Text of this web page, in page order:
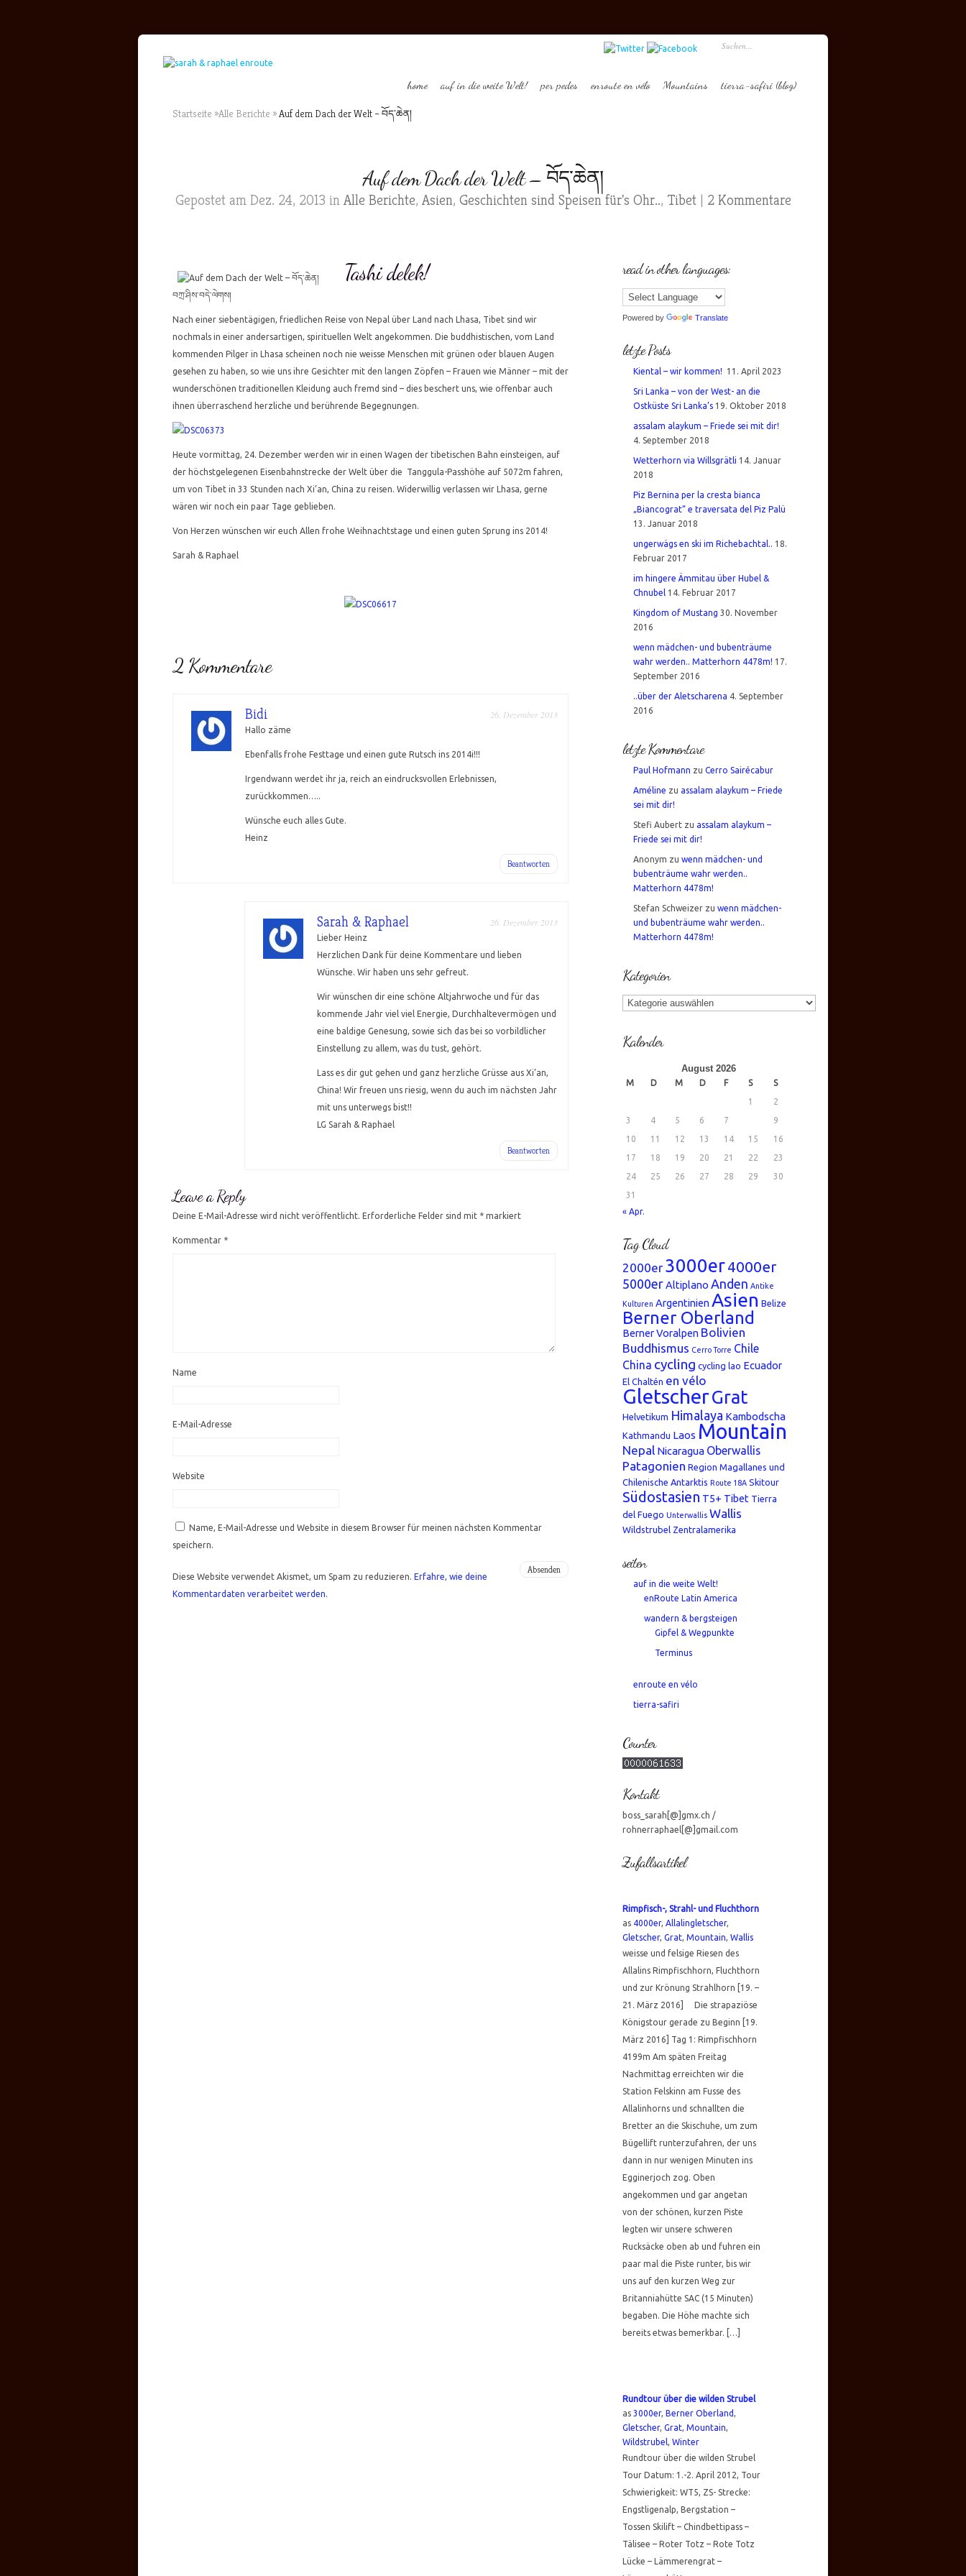
home auf in die weite Welt! per pedes enroute en vélo Mountains tierra-safiri (blog)
Startseite »Alle Berichte »Auf dem Dach der Welt – བོད་ཆེན།
Auf dem Dach der Welt – བོད་ཆེན།
Gepostet am Dez. 24, 2013 in Alle Berichte, Asien, Geschichten sind Speisen für's Ohr.., Tibet| 2 Kommentare
Tashi delek!
བཀྲ་ཤིས་བདེ་ལེགས།
Nach einer siebentägigen, friedlichen Reise von Nepal über Land nach Lhasa, Tibet sind wir
nochmals in einer andersartigen, spirituellen Welt angekommen. Die buddhistischen, vom Land
kommenden Pilger in Lhasa scheinen noch nie weisse Menschen mit grünen oder blauen Augen
gesehen zu haben, so wie uns ihre Gesichter mit den langen Zöpfen – Frauen wie Männer – mit der
wunderschönen traditionellen Kleidung auch fremd sind – dies beschert uns, wie offenbar auch
ihnen überraschend herzliche und berührende Begegnungen.
Heute vormittag, 24. Dezember werden wir in einen Wagen der tibetischen Bahn einsteigen, auf
der höchstgelegenen Eisenbahnstrecke der Welt über die Tanggula-Passhöhe auf 5072m fahren,
um von Tibet in 33 Stunden nach Xi’an, China zu reisen. Widerwillig verlassen wir Lhasa, gerne
wären wir noch ein paar Tage geblieben.
Von Herzen wünschen wir euch Allen frohe Weihnachtstage und einen guten Sprung ins 2014!
Sarah & Raphael
2 Kommentare
Bidi 26. Dezember 2013
Hallo zäme
Ebenfalls frohe Festtage und einen gute Rutsch ins 2014i!!!
Irgendwann werdet ihr ja, reich an eindrucksvollen Erlebnissen,
zurückkommen…..
Wünsche euch alles Gute.
Heinz
Beantworten
Sarah & Raphael 26. Dezember 2013
Lieber Heinz
Herzlichen Dank für deine Kommentare und lieben
Wünsche. Wir haben uns sehr gefreut.
Wir wünschen dir eine schöne Altjahrwoche und für das
kommende Jahr viel viel Energie, Durchhaltevermögen und
eine baldige Genesung, sowie sich das bei so vorbildlicher
Einstellung zu allem, was du tust, gehört.
Lass es dir gut gehen und ganz herzliche Grüsse aus Xi’an,
China! Wir freuen uns riesig, wenn du auch im nächsten Jahr
mit uns unterwegs bist!!
LG Sarah & Raphael
Beantworten
Leave a Reply
Deine E-Mail-Adresse wird nicht veröffentlicht. Erforderliche Felder sind mit * markiert
Kommentar *
Name
E-Mail-Adresse
Website
Name, E-Mail-Adresse und Website in diesem Browser für meinen nächsten Kommentar
speichern.
Diese Website verwendet Akismet, um Spam zu reduzieren. Erfahre, wie deine
Kommentardaten verarbeitet werden.
read in other languages:
Powered by Translate
letzte Posts
Kiental – wir kommen! 11. April 2023
Sri Lanka – von der West- an die
Ostküste Sri Lanka’s 19. Oktober 2018
assalam alaykum – Friede sei mit dir!
4. September 2018
Wetterhorn via Willsgrätli 14. Januar
2018
Piz Bernina per la cresta bianca
„Biancograt“ e traversata del Piz Palü
13. Januar 2018
ungerwägs en ski im Richebachtal.. 18.
Februar 2017
im hingere Ämmitau über Hubel &
Chnubel 14. Februar 2017
Kingdom of Mustang 30. November
2016
wenn mädchen- und bubenträume
wahr werden.. Matterhorn 4478m! 17.
September 2016
..über der Aletscharena 4. September
2016
letzte Kommentare
Paul Hofmann zu Cerro Sairécabur
Améline zu assalam alaykum – Friede
sei mit dir!
Stefi Aubert zu assalam alaykum –
Friede sei mit dir!
Anonym zu wenn mädchen- und
bubenträume wahr werden..
Matterhorn 4478m!
Stefan Schweizer zu wenn mädchen-
und bubenträume wahr werden..
Matterhorn 4478m!
Kategorien
Kategorien
Kalender
August 2026
M D M D F S
S
1
2
3
4 5 6 7
9
10
11 12 13 14 15
16
17
18 19 20 21 22
23
24
25 26 27 28 29
30
31
« Apr.
Tag Cloud
2000er 3000er4000er
5000erAltiplano Anden Antike
Kulturen Argentinien Asien Belize
Berner Oberland
Berner Voralpen Bolivien
Buddhismus Cerro Torre Chile
China cycling cycling lao Ecuador
El Chaltén en vélo
GletscherGrat
Helvetikum Himalaya Kambodscha
Kathmandu Laos Mountain
Nepal Nicaragua Oberwallis
Patagonien Region Magallanes und
Chilenische Antarktis Route 18A Skitour
Südostasien T5+ Tibet Tierra
del Fuego Unterwallis Wallis
Wildstrubel Zentralamerika
seiten
auf in die weite Welt!
enRoute Latin America
wandern & bergsteigen
Gipfel & Wegpunkte
Terminus
enroute en vélo
tierra-safiri
Counter
Kontakt
boss_sarah[@]gmx.ch /
rohnerraphael[@]gmail.com
Zufallsartikel
Rimpfisch-, Strahl- und Fluchthorn
as 4000er, Allalingletscher,
Gletscher, Grat, Mountain, Wallis
weisse und felsige Riesen des
Allalins Rimpfischhorn, Fluchthorn
und zur Krönung Strahlhorn [19. –
21. März 2016] Die strapaziöse
Königstour gerade zu Beginn [19.
März 2016] Tag 1: Rimpfischhorn
4199m Am späten Freitag
Nachmittag erreichten wir die
Station Felskinn am Fusse des
Allalinhorns und schnallten die
Bretter an die Skischuhe, um zum
Bügellift runterzufahren, der uns
dann in nur wenigen Minuten ins
Egginerjoch zog. Oben
angekommen und gar angetan
von der schönen, kurzen Piste
legten wir unsere schweren
Rucksäcke oben ab und fuhren ein
paar mal die Piste runter, bis wir
uns auf den kurzen Weg zur
Britanniahütte SAC (15 Minuten)
begaben. Die Höhe machte sich
bereits etwas bemerkbar. […]
Rundtour über die wilden Strubel
as 3000er, Berner Oberland,
Gletscher, Grat, Mountain,
Wildstrubel, Winter
Rundtour über die wilden Strubel
Tour Datum: 1.-2. April 2012, Tour
Schwierigkeit: WT5, ZS- Strecke:
Engstligenalp, Bergstation –
Tossen Skilift – Chindbettipass –
Tälisee – Roter Totz – Rote Totz
Lücke – Lämmerengrat –